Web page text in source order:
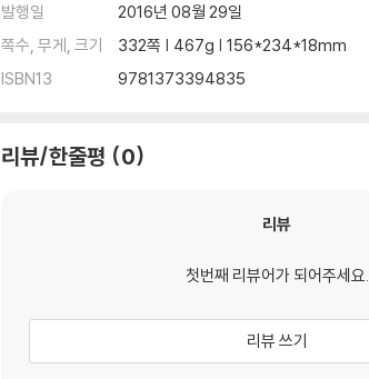
발행일
2016년 08월 29일
쪽수, 무게, 크기
332쪽 | 467g | 156*234*18mm
ISBN13
9781373394835
리뷰/한줄평 0
리뷰
첫번째 리뷰어가 되어주세요.
리뷰 쓰기